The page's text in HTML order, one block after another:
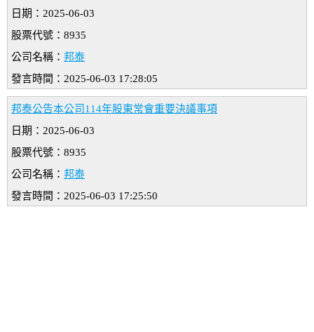
日期：2025-06-03
股票代號：8935
公司名稱： 邦泰
發言時間：2025-06-03 17:28:05
邦泰公告本公司114年股東常會重要決議事項
日期：2025-06-03
股票代號：8935
公司名稱： 邦泰
發言時間：2025-06-03 17:25:50